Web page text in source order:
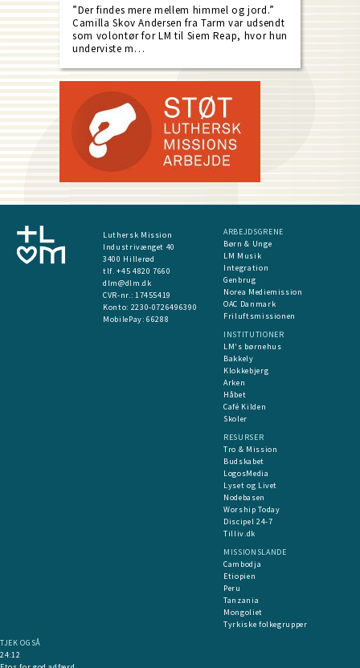
”Der findes mere mellem himmel og jord.”
Camilla Skov Andersen fra Tarm var udsendt
som volontør for LM til Siem Reap, hvor hun
underviste m…
Luthersk Mission
Industrivænget 40
3400 Hillerød
tlf. +45 4820 7660
dlm@dlm.dk
CVR-nr.: 17455419
​Konto: 2230-0726496390
MobilePay:66288
ARBEJDSGRENE
Børn & Unge
LM Musik
Integration
Genbrug
Norea Mediemission
OAC Danmark
Friluftsmissionen
INSTITUTIONER
LM's børnehus
Bakkely
Klokkebjerg
Arken
Håbet
Café Kilden
Skoler
RESURSER
Tro & Mission
Budskabet
LogosMedia
Lyset og Livet
Nodebasen
Worship Today
Discipel 24-7
Tilliv.dk
MISSIONSLANDE
Cambodja
Etiopien
Peru
Tanzania
Mongoliet
Tyrkiske folkegrupper
TJEK OGSÅ
24:12